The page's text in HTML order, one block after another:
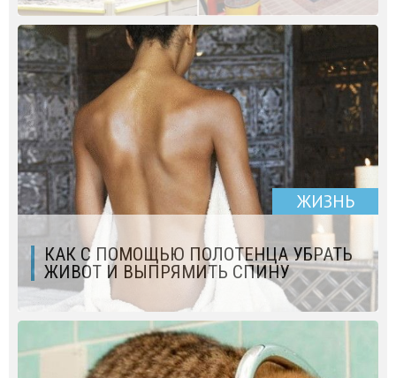
ЖИЗНЬ
КАК С ПОМОЩЬЮ ПОЛОТЕНЦА УБРАТЬ
ЖИВОТ И ВЫПРЯМИТЬ СПИНУ